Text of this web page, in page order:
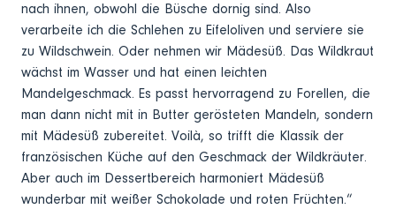
nach ihnen, obwohl die Büsche dornig sind. Also
verarbeite ich die Schlehen zu Eifeloliven und serviere sie
zu Wildschwein. Oder nehmen wir Mädesüß. Das Wildkraut
wächst im Wasser und hat einen leichten
Mandelgeschmack. Es passt hervorragend zu Forellen, die
man dann nicht mit in Butter gerösteten Mandeln, sondern
mit Mädesüß zubereitet. Voilà, so trifft die Klassik der
französischen Küche auf den Geschmack der Wildkräuter.
Aber auch im Dessertbereich harmoniert Mädesüß
wunderbar mit weißer Schokolade und roten Früchten.“